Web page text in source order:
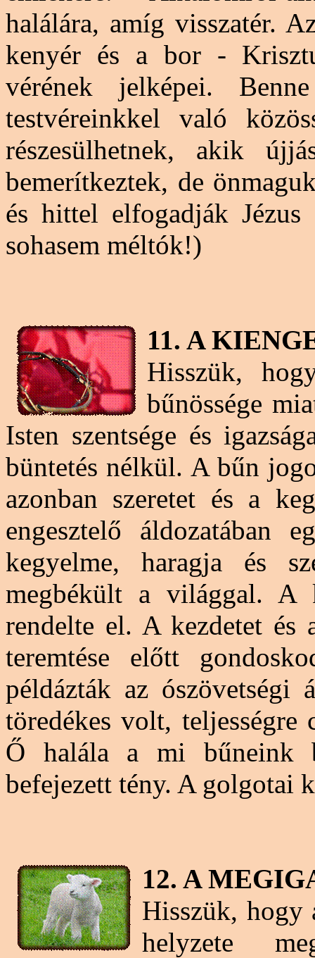
halálára, amíg visszatér.
kenyér és a bor -
vérének jelképei.
testvéreinkkel való
részesülhetnek, akik
bemerítkeztek, de
és hittel elfogadják
sohasem méltók!)
11. A
Hisszük,
bűnössége
Isten szentsége és
büntetés nélkül. A bűn
azonban szeretet és a
engesztelő áldozatában
kegyelme, haragja és
megbékült a világgal. A
rendelte el. A kezdetet
teremtése előtt
példázták az ószövetségi
töredékes volt,
Ő halála a mi bűneink
befejezett tény. A golgotai
12. A
Hisszük, hogy
helyzete